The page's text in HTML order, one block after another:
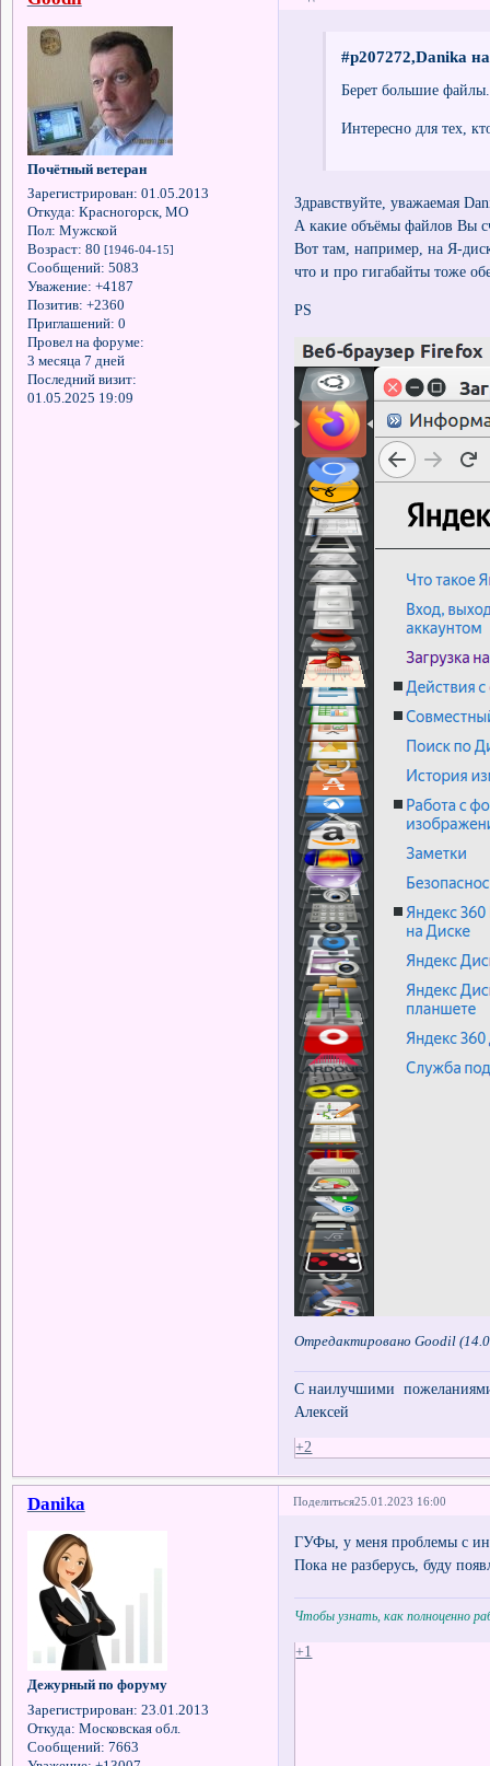
Почётный ветеран
Зарегистрирован: 01.05.2013
Откуда: Красногорск, МО
Пол: Мужской
Возраст: 80 [1946-04-15]
Сообщений: 5083
Уважение: +4187
Позитив: +2360
Приглашений: 0
Провел на форуме:
3 месяца 7 дней
Последний визит:
01.05.2025 19:09
#p207272,Danika
Берет большие
Интересно для тех,
Здравствуйте, уважаемая
А какие объёмы файлов Вы
Вот там, например, на Я-
что и про гигабайты тоже
PS
Отредактировано Goodil
С наилучшими пожеланиями
Алексей
+2
Поделиться25.01.2023 16:00
Danika
Дежурный по форуму
Зарегистрирован: 23.01.2013
Откуда: Московская обл.
Сообщений: 7663
ГУФы, у меня проблемы с
Пока не разберусь, буду
Чтобы узнать, как полноценно
+1